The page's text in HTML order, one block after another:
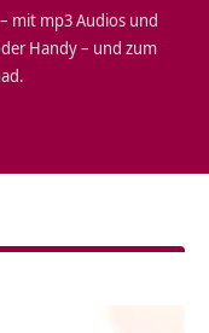
mit mp3 Audios und
Handy – und zum